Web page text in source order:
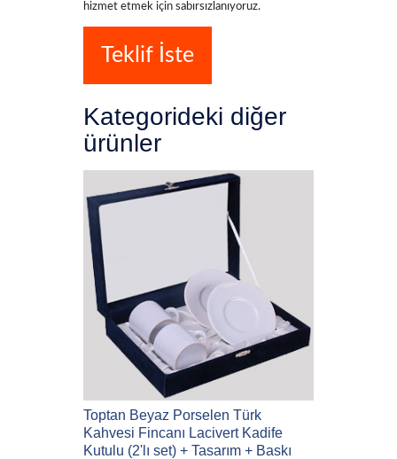
hizmet etmek için sabırsızlanıyoruz.
Teklif İste
Kategorideki diğer
ürünler
Toptan Beyaz Porselen Türk
Kahvesi Fincanı Lacivert Kadife
Kutulu (2'lı set) + Tasarım + Baskı